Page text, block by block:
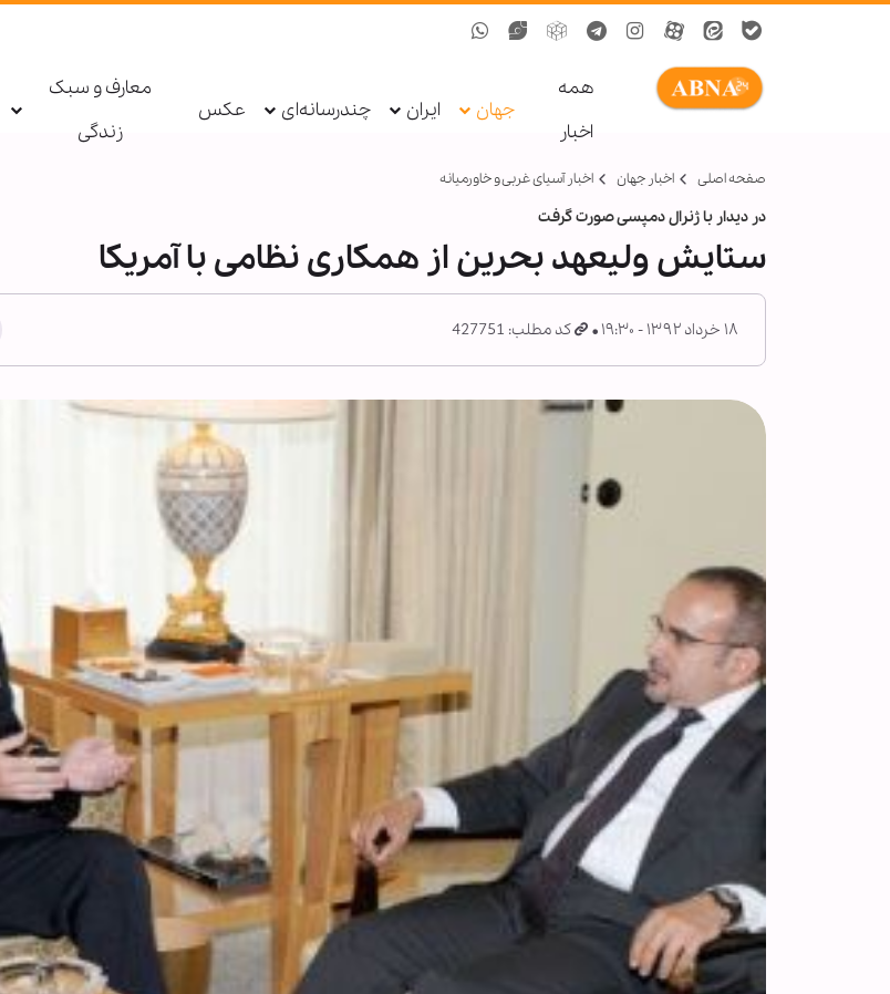
همه
اخبار
جهان ایران چندرسانه‌ای عکس
معارف و سبک
زندگی
صفحه اصلی اخبار جهان اخبار آسیای غربی و خاورمیانه
در دیدار با ژنرال دمپسی صورت گرفت
ستایش ولیعهد بحرین از همکاری نظامی با آمریکا
۱۸ خرداد ۱۳۹۲ - ۱۹:۳۰ کد مطلب: 427751
دستگیری